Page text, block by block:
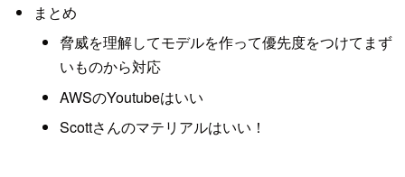
まとめ
脅威を理解してモデルを作って優先度をつけてまず
いものから対応
AWSのYoutubeはいい
Scottさんのマテリアルはいい！